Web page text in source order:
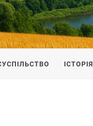
IS
ІСТОРІЯ